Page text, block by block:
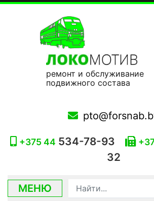
ремонт и обслуживание
подвижного состава
+375 44 534-78-93
32
МЕНЮ